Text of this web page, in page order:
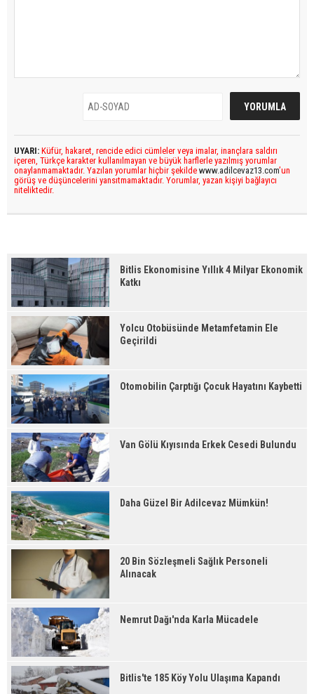
UYARI: Küfür, hakaret, rencide edici cümleler veya imalar, inançlara saldırı
içeren, Türkçe karakter kullanılmayan ve büyük harflerle yazılmış yorumlar
onaylanmamaktadır. Yazılan yorumlar hiçbir şekilde www.adilcevaz13.com’un
görüş ve düşüncelerini yansıtmamaktadır. Yorumlar, yazan kişiyi bağlayıcı
niteliktedir.
Bitlis Ekonomisine Yıllık 4 Milyar Ekonomik
Katkı
Yolcu Otobüsünde Metamfetamin Ele
Geçirildi
Otomobilin Çarptığı Çocuk Hayatını Kaybetti
Van Gölü Kıyısında Erkek Cesedi Bulundu
Daha Güzel Bir Adilcevaz Mümkün!
20 Bin Sözleşmeli Sağlık Personeli
Alınacak
Nemrut Dağı'nda Karla Mücadele
Bitlis'te 185 Köy Yolu Ulaşıma Kapandı